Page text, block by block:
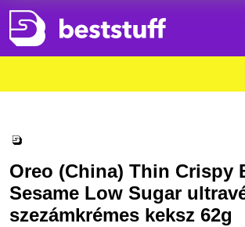
Oreo (China) Thin Crispy
Sesame Low Sugar
szezámkrémes keksz 62g